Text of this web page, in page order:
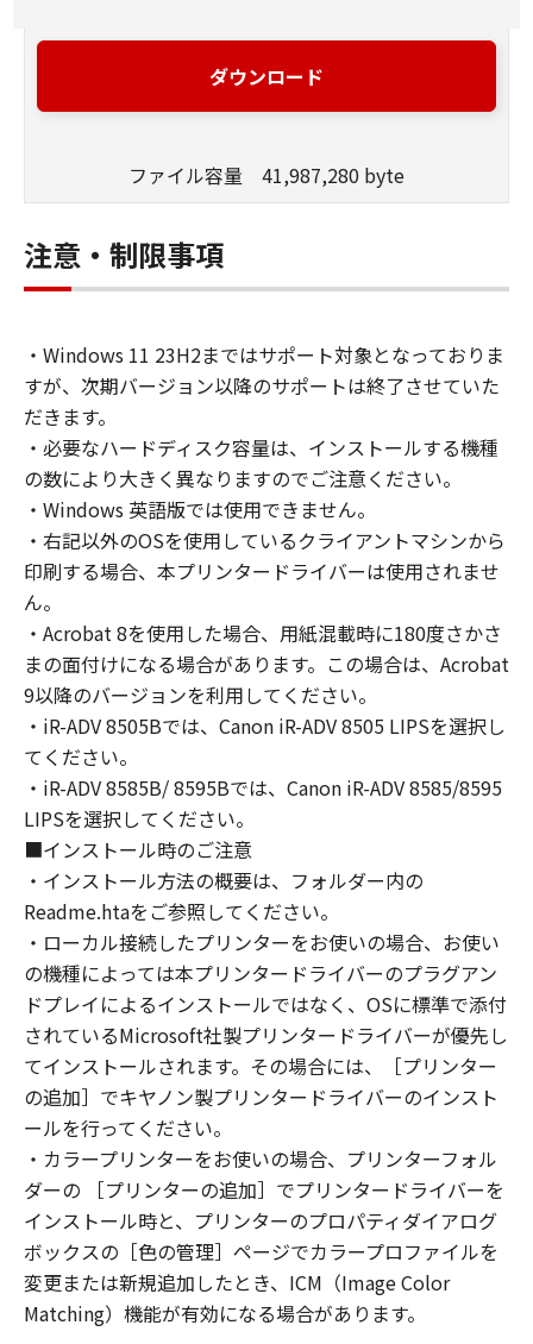
ンピューター（以下「指定機器」と言いま
す。）において、「本ソフトウェア」を使用
ること、アクセスすること、もしくは実行する
の非独占的権利をお客様に対して許諾します。
お客様は、また「指定機器」にネットワークを
通じて接続されたコンピューター上で、かかる
ェア」を使用させることができますが、かかる
コンピューターの使用者に本契約書上の義務お
よび条件を遵守させるとともに、その履行に関
し全責任を負うことを条件とします。
(2) お客様は、上記(1)に基づいて「本ソフトウ
ェア」を使用するためのバックアップとして、
「本ソフトウェア」を１部、複製することがで
きます。
(3) 上記(1)および(2)に定める場合を除き、キヤ
知的財産権も、明示たると黙示たるとを問わ
ず、本契約書によってお客様に譲渡あるいは許
諾されるものではありません。
２．制限
(1) お客様は、再使用許諾、譲渡、販売、頒
布、リースもしくは貸与その他の方法により、
第三者に「本ソフトウェア」を使用させること
はできません。
(2) お客様は、「本ソフトウェア」の全部また
は一部を修正、改変、逆コンパイル、逆アセン
ブル、その他リバースエンジニアリング等する
ことはできません。また第三者にこのような行
為をさせてはなりません。
３．著作権表示
お客様は、「本ソフトウェア」に含まれるキヤ
ノンまたはキヤノンのライセンサーの著作権表
示を変更し、除去しもしくは削除してはなりま
せん。
４．所有権
「本ソフトウェア」に係る権原および所有権
は、その内容によりキヤノンまたはキヤノンの
ライセンサーに帰属します。
５．輸出
お客様は、日本国政府または関連する外国政府
より必要な許可等を得ることなしに、「本ソフ
ダウンロード
ファイル容量 41,987,280 byte
注意・制限事項
・Windows 11 23H2まではサポート対象となっておりま
すが、次期バージョン以降のサポートは終了させていた
だきます。
・必要なハードディスク容量は、インストールする機種
の数により大きく異なりますのでご注意ください。
・Windows 英語版では使用できません。
・右記以外のOSを使用しているクライアントマシンから
印刷する場合、本プリンタードライバーは使用されませ
ん。
・Acrobat 8を使用した場合、用紙混載時に180度さかさ
まの面付けになる場合があります。この場合は、Acrobat
9以降のバージョンを利用してください。
・iR-ADV 8505Bでは、Canon iR-ADV 8505 LIPSを選択し
てください。
・iR-ADV 8585B/ 8595Bでは、Canon iR-ADV 8585/8595
LIPSを選択してください。
■インストール時のご注意
・インストール方法の概要は、フォルダー内の
Readme.htaをご参照してください。
・ローカル接続したプリンターをお使いの場合、お使い
の機種によっては本プリンタードライバーのプラグアン
ドプレイによるインストールではなく、OSに標準で添付
されているMicrosoft社製プリンタードライバーが優先し
てインストールされます。その場合には、［プリンター
の追加］でキヤノン製プリンタードライバーのインスト
ールを行ってください。
・カラープリンターをお使いの場合、プリンターフォル
ダーの ［プリンターの追加］でプリンタードライバーを
インストール時と、プリンターのプロパティダイアログ
ボックスの［色の管理］ページでカラープロファイルを
変更または新規追加したとき、ICM（Image Color
Matching）機能が有効になる場合があります。